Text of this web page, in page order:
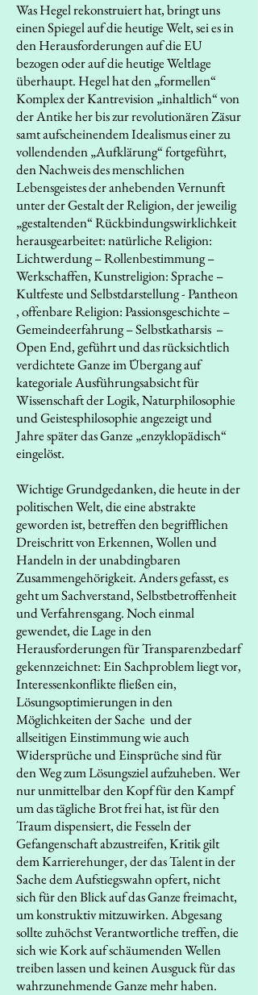
Was Hegel rekonstruiert hat, bringt uns
einen Spiegel auf die heutige Welt, sei es in
den Herausforderungen auf die EU
bezogen oder auf die heutige Weltlage
überhaupt. Hegel hat den „formellen“
Komplex der Kantrevision „inhaltlich“ von
der Antike her bis zur revolutionären Zäsur
samt aufscheinendem Idealismus einer zu
vollendenden „Aufklärung“ fortgeführt,
den Nachweis des menschlichen
Lebensgeistes der anhebenden Vernunft
unter der Gestalt der Religion, der jeweilig
„gestaltenden“ Rückbindungswirklichkeit
herausgearbeitet: natürliche Religion:
Lichtwerdung – Rollenbestimmung –
Werkschaffen, Kunstreligion: Sprache –
Kultfeste und Selbstdarstellung - Pantheon
, offenbare Religion: Passionsgeschichte –
Gemeindeerfahrung – Selbstkatharsis –
Open End, geführt und das rücksichtlich
verdichtete Ganze im Übergang auf
kategoriale Ausführungsabsicht für
Wissenschaft der Logik, Naturphilosophie
und Geistesphilosophie angezeigt und
Jahre später das Ganze „enzyklopädisch“
eingelöst.
Wichtige Grundgedanken, die heute in der
politischen Welt, die eine abstrakte
geworden ist, betreffen den begrifflichen
Dreischritt von Erkennen, Wollen und
Handeln in der unabdingbaren
Zusammengehörigkeit. Anders gefasst, es
geht um Sachverstand, Selbstbetroffenheit
und Verfahrensgang. Noch einmal
gewendet, die Lage in den
Herausforderungen für Transparenzbedarf
gekennzeichnet: Ein Sachproblem liegt vor,
Interessenkonflikte fließen ein,
Lösungsoptimierungen in den
Möglichkeiten der Sache und der
allseitigen Einstimmung wie auch
Widersprüche und Einsprüche sind für
den Weg zum Lösungsziel aufzuheben. Wer
nur unmittelbar den Kopf für den Kampf
um das tägliche Brot frei hat, ist für den
Traum dispensiert, die Fesseln der
Gefangenschaft abzustreifen, Kritik gilt
dem Karrierehunger, der das Talent in der
Sache dem Aufstiegswahn opfert, nicht
sich für den Blick auf das Ganze freimacht,
um konstruktiv mitzuwirken. Abgesang
sollte zuhöchst Verantwortliche treffen, die
sich wie Kork auf schäumenden Wellen
treiben lassen und keinen Ausguck für das
wahrzunehmende Ganze mehr haben.